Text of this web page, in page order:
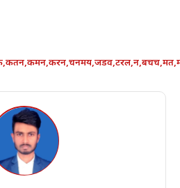
,कतन,कमन,करन,चनमय,जडव,टरल,न,बचच,मत,